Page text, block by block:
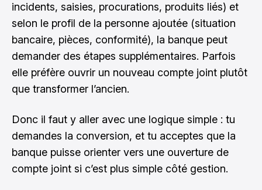
incidents, saisies, procurations, produits liés) et
selon le profil de la personne ajoutée (situation
bancaire, pièces, conformité), la banque peut
demander des étapes supplémentaires. Parfois
elle préfère ouvrir un nouveau compte joint plutôt
que transformer l’ancien.
Donc il faut y aller avec une logique simple : tu
demandes la conversion, et tu acceptes que la
banque puisse orienter vers une ouverture de
compte joint si c’est plus simple côté gestion.